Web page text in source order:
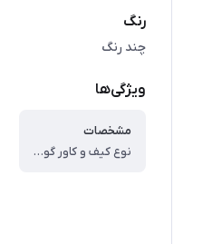
رنگ
چند رنگ
ویژگی‌ها
مشخصات
نوع کیف و کاور گوشی ، کاور ، وزن ، ۶۰ گرم ، سازگار با گوشی موبایل ، Samsung Galaxy A۷۰ ، ساختار ، مات ، سطح پوشش ، قاب پشتی ، لبه بالایی ، لبه پایینی ، لبه چپ ، لبه راست ، حفاظت از دکمه‌ها